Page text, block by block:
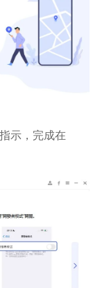
示，完成在